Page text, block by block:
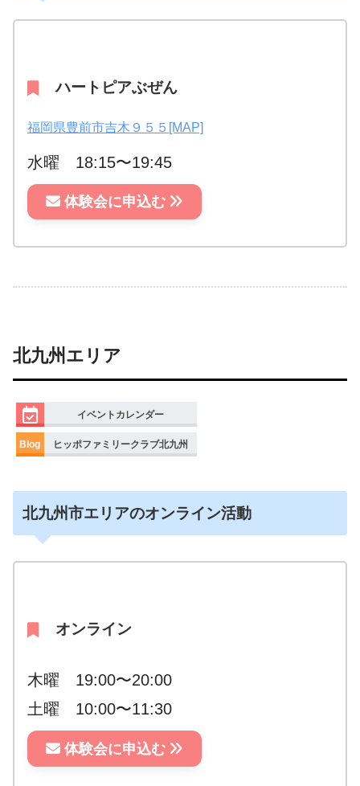
ハートピアぶぜん
福岡県豊前市吉木 ９５５ [MAP]
水曜 18:15〜19:45
体験会に申込む
北九州エリア
イベントカレンダー
Blog ヒッポファミリークラブ北九州
北九州市エリアのオンライン活動
オンライン
木曜 19:00〜20:00
土曜 10:00〜11:30
体験会に申込む